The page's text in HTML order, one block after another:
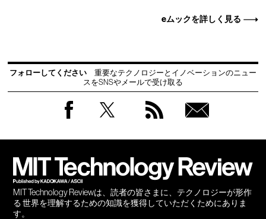
eムックを詳しく見る
フォローしてください
重要なテクノロジーとイノベーションのニュー
スをSNSやメールで受け取る
MIT Technology Reviewは、読者の皆さまに、テクノロジーが形作
る 世界を理解するための知識を獲得していただくためにありま
す。